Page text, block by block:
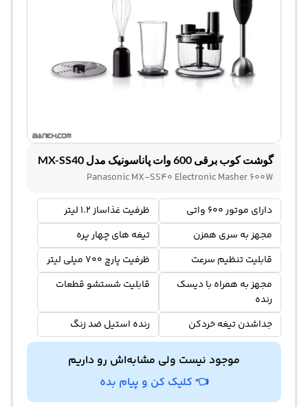
گوشت کوب برقی 600 وات پاناسونیک مدل MX-SS40
Panasonic MX-SS40 Electronic Masher 600W
دارای موتور 600 واتی
ظرفیت غذاساز 1.2 لیتر
مجهز به سری همزن
تیغه های چهار پره
قابلیت تنظیم سرعت
ظرفیت پارچ 700 میلی لیتر
مجهز به همراه با دیسک
رنده
قابلیت شستشو قطعات
جداشدن تیغه خردکن رنده استیل ضد زنگ
موجود نیست ولی مشابه‌اش رو داریم
👈 کلیک کن و پیام بده